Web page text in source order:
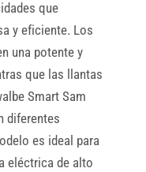
que
y eficiente. Los
una potente y
que las llantas
Smart Sam
diferentes
es ideal para
eléctrica de alto